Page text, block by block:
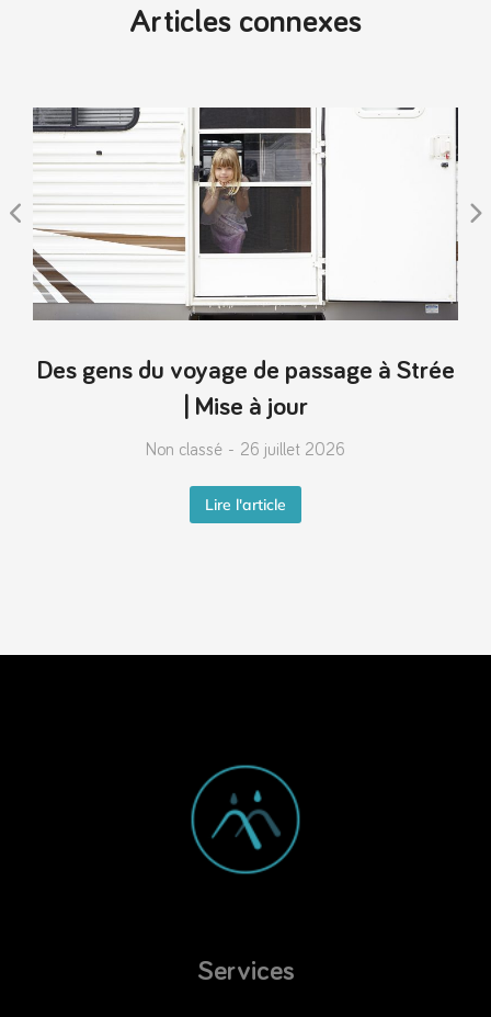
Articles connexes
Des gens du voyage de passage à Strée
| Mise à jour
Non classé 26 juillet 2026
Lire l'article
Services